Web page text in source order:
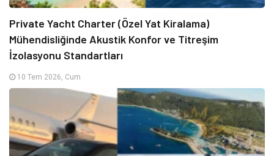
Private Yacht Charter (Özel Yat Kiralama)
Mühendisliğinde Akustik Konfor ve Titreşim
İzolasyonu Standartları
10 Tem 2026, Cum